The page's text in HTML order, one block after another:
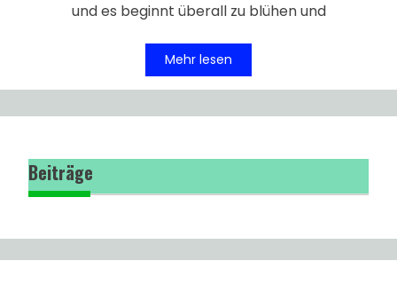
und es beginnt überall zu blühen und
Mehr lesen
Beiträge